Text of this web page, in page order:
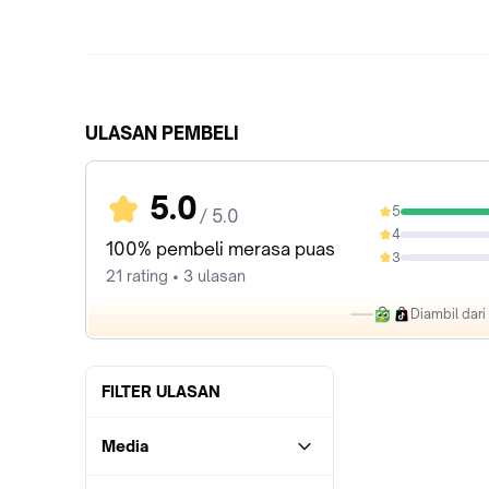
ULASAN PEMBELI
5.0 / 5.0
100% pembeli merasa puas
21 rating • 3 ulasan
5
100%
4
0%
3
0%
Diambil
FILTER ULASAN
Media